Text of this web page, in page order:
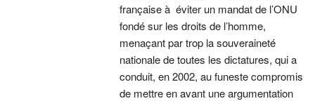
française à éviter un mandat de l’ONU
fondé sur les droits de l’homme,
menaçant par trop la souveraineté
nationale de toutes les dictatures, qui a
conduit, en 2002, au funeste compromis
de mettre en avant une argumentation